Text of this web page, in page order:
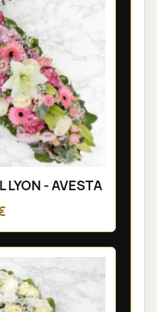
LYON - AVESTA